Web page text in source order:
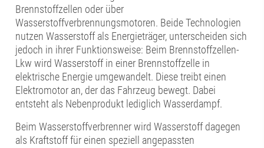
Brennstoffzellen oder über
Wasserstoffverbrennungsmotoren. Beide Technologien
nutzen Wasserstoff als Energieträger, unterscheiden sich
jedoch in ihrer Funktionsweise: Beim Brennstoffzellen-
Lkw wird Wasserstoff in einer Brennstoffzelle in
elektrische Energie umgewandelt. Diese treibt einen
Elektromotor an, der das Fahrzeug bewegt. Dabei
entsteht als Nebenprodukt lediglich Wasserdampf.
Beim Wasserstoffverbrenner wird Wasserstoff dagegen
als Kraftstoff für einen speziell angepassten